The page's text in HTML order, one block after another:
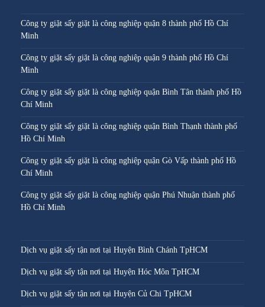
Công ty giặt sấy giặt là công nghiệp quận 8 thành phố Hồ Chí
Minh
Công ty giặt sấy giặt là công nghiệp quận 9 thành phố Hồ Chí
Minh
Công ty giặt sấy giặt là công nghiệp quận Bình Tân thành phố Hồ
Chí Minh
Công ty giặt sấy giặt là công nghiệp quận Bình Thạnh thành phố
Hồ Chí Minh
Công ty giặt sấy giặt là công nghiệp quận Gò Vấp thành phố Hồ
Chí Minh
Công ty giặt sấy giặt là công nghiệp quận Phú Nhuận thành phố
Hồ Chí Minh
Dịch vụ giặt sấy tận nơi tại Huyện Bình Chánh TpHCM
Dịch vụ giặt sấy tận nơi tại Huyện Hóc Môn TpHCM
Dịch vụ giặt sấy tận nơi tại Huyện Củ Chi TpHCM